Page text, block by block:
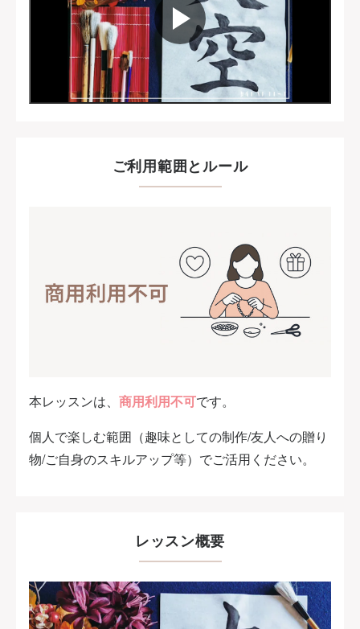
ご利用範囲とルール
本レッスンは、 商用利用不可です。
個人で楽しむ範囲（趣味としての制作/友人への贈り
物/ご自身のスキルアップ等）でご活用ください。
レッスン概要